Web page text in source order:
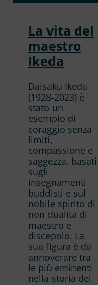
La vita del
maestro
Ikeda
Daisaku Ikeda
(1928-2023) è
stato un
esempio di
coraggio senza
limiti,
compassione e
saggezza, basati
sugli
insegnamenti
buddisti e sul
nobile spirito di
non dualità di
maestro e
discepolo. La
sua figura è da
annoverare tra
le più eminenti
nella storia del